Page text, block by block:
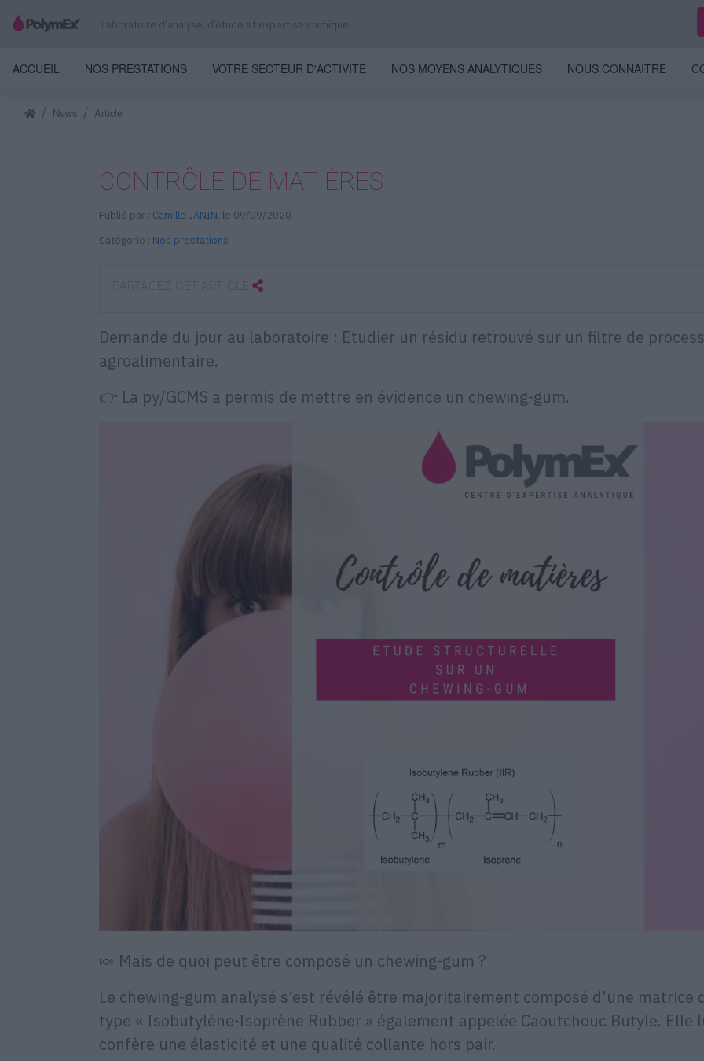
Laboratoire d’analyse, d’étude et expertise chimique
ACCUEIL NOS PRESTATIONS VOTRE SECTEUR D'ACTIVITE NOS MOYENS ANALYTIQUES NOUS CONNAITRE
News Article
CONTRÔLE DE MATIÈRES
Publié par : Camille JANIN, le 09/09/2020
Catégorie : Nos prestations |
PARTAGEZ CET ARTICLE
Demande du jour au laboratoire : Etudier un résidu retrouvé sur un filtre de
agroalimentaire.
👉 La py/GCMS a permis de mettre en évidence un chewing-gum.
🍬 Mais de quoi peut être composé un chewing-gum ?
Le chewing-gum analysé s’est révélé être majoritairement composé d’une matrice
type « Isobutylène-Isoprène Rubber » également appelée Caoutchouc Butyle. Elle
confère une élasticité et une qualité collante hors pair.